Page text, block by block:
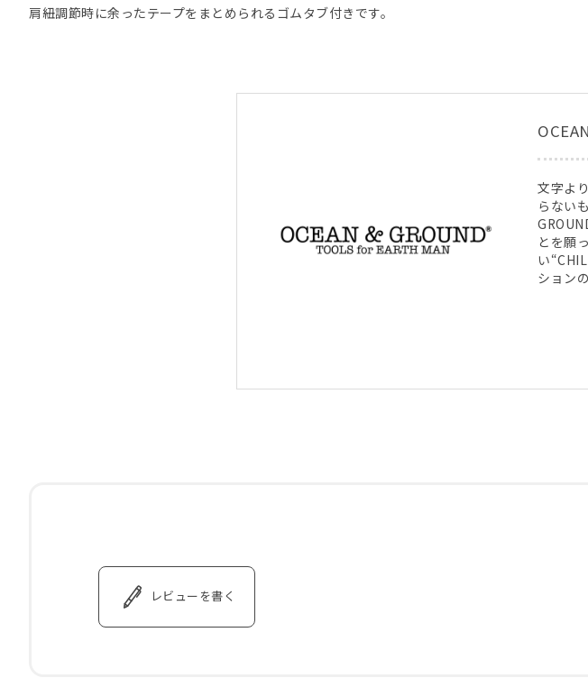
肩紐調節時に余ったテープをまとめられるゴムタブ付きです。
文字よ
らない
とを願
い
ション
レビューを書く